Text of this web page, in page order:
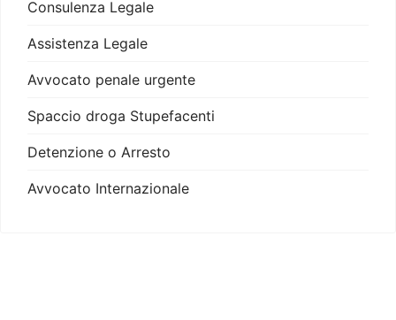
Consulenza Legale
Assistenza Legale
Avvocato penale urgente
Spaccio droga Stupefacenti
Detenzione o Arresto
Avvocato Internazionale